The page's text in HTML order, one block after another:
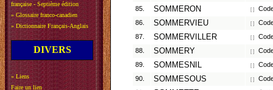
française - Septième édition
» Glossaire franco-canadien
» Dictionnaire Français-Anglais
DIVERS
» Liens
Faire un lien
85.
SOMMERON [ ]
86.
SOMMERVIEU [ ]
87.
SOMMERVILLER [ ]
88.
SOMMERY [ ]
89.
SOMMESNIL [ ]
90.
SOMMESOUS [ ]